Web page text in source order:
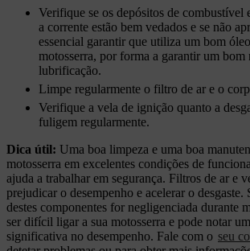
Verifique se os depósitos de combustível
a corrente estão bem vedados e se não
essencial garantir que utiliza um bom
motosserra, por forma a garantir um bom
lubrificação.
Limpe regularmente o filtro de ar e o
Verifique a vela de ignição quanto a
fuligem regularmente.
Dica útil: Uma boa limpeza e uma boa
motosserra em excelentes condições de
ajuda a trabalhar em segurança. Filtros de ar e
prejudicar o desempenho e acelerar o desgaste.
destes componentes for negligenciada durante
ser difícil ligar a sua motosserra e pode notar
significativa no desempenho. Fale com o seu